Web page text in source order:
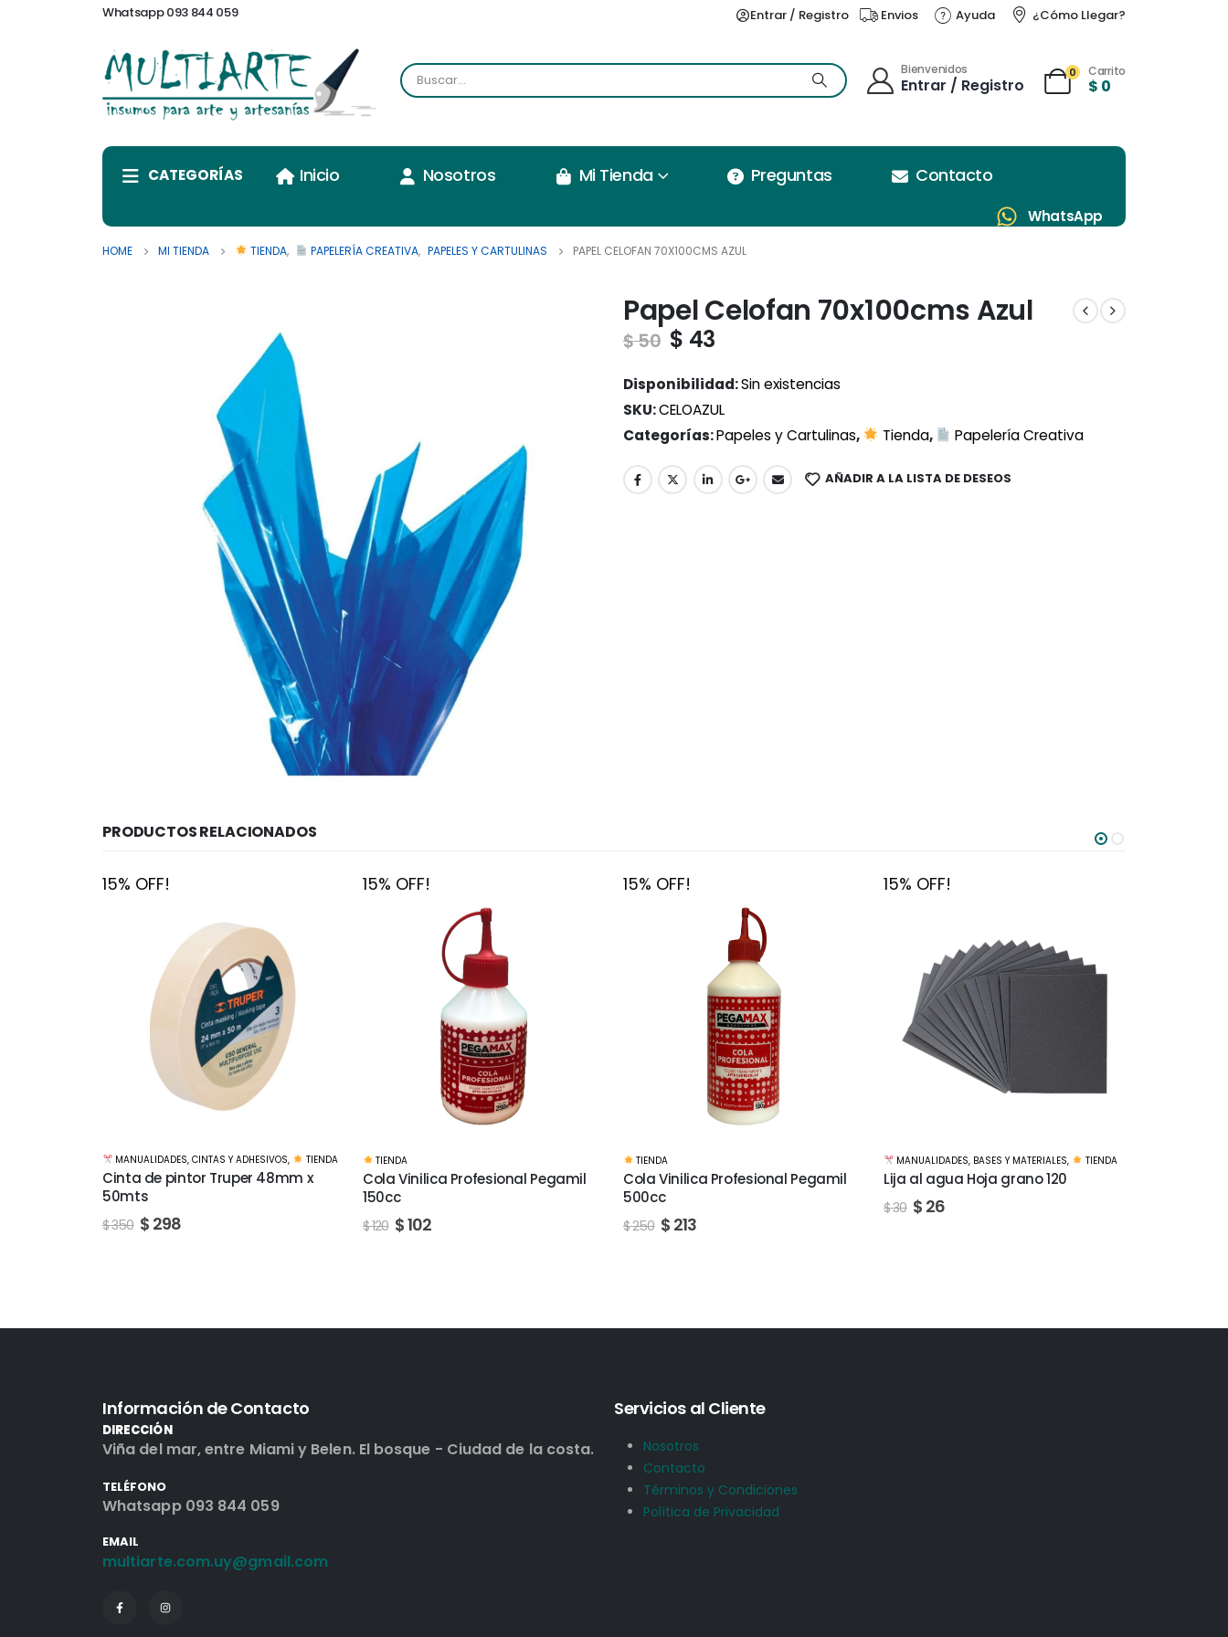
Whatsapp 093 844 059 Entrar / Registro Envios Ayuda ¿Cómo Llegar?
Bienvenidos
Entrar / Registro
0 Carrito
$ 0
CATEGORÍAS Inicio Nosotros Mi Tienda Preguntas Contacto
WhatsApp
HOME MI TIENDA TIENDA, PAPELERÍA CREATIVA, PAPELES Y CARTULINAS PAPEL CELOFAN 70X100CMS AZUL
Papel Celofan 70x100cms Azul
$50 $ 43
Disponibilidad:Sin existencias
SKU:CELOAZUL
Categorías:Papeles y Cartulinas, Tienda, Papelería Creativa
AÑADIR A LA LISTA DE DESEOS
PRODUCTOS RELACIONADOS
15% OFF!
TIENDA
Cola Vinilica Profesional Pegamil
150cc
$120 $102
15% OFF!
TIENDA
Cola Vinilica Profesional Pegamil
500cc
$250 $213
15% OFF!
MANUALIDADES
Lija al agua Hoja grano 120
$30 $26
15% OFF!
MANUALIDADES, BASES Y MATERIALES, TIENDA
Lija al agua Hoja grano 1500
$60 $ 51
Información de Contacto
DIRECCIÓN
Viña del mar, entre Miami y Belen. El bosque - Ciudad de la costa.
TELÉFONO
Whatsapp 093 844 059
EMAIL
multiarte.com.uy@gmail.com
Servicios al Cliente
Nosotros
Contacto
Términos y Condiciones
Política de Privacidad